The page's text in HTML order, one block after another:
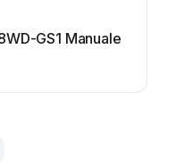
GS1 Manuale